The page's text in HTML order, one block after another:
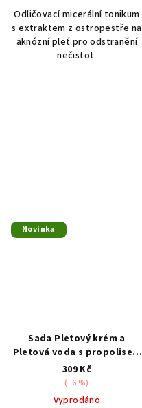
Odličovací micerální tonikum
s extraktem z ostropestře na
aknózní pleť pro odstranění
nečistot
Novinka
Sada Pleťový krém a
Pleťová voda s propolisem
na akné 100+50g
309 Kč
(–6 %)
Vyprodáno